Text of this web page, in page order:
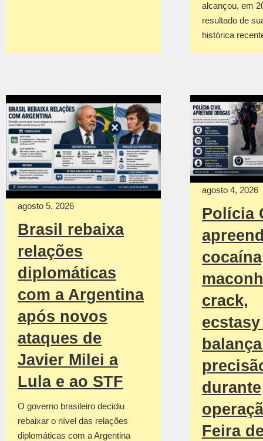
alcançou, em
resultado de
histórica
agosto 5, 2026
Brasil rebaixa
relações
diplomáticas
com a Argentina
após novos
ataques de
Javier Milei a
Lula e ao STF
O governo brasileiro decidiu
rebaixar o nível das relações
diplomáticas com a Argentina
agosto 4, 2026
Polícia
crack,
ecstasy
durante
Feira